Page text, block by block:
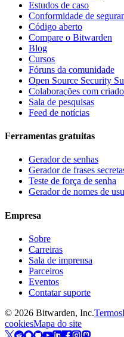
Estudos de caso
Conformidade de
Código aberto
Compare o Bitwarden
Blog
Cursos
Fóruns da comunidade
Open Source Security
Colaborações com
Sala de pesquisas
Feed de notícias
Ferramentas gratuitas
Gerador de senhas
Gerador de frases
Teste de força de senha
Gerador de nomes de
Empresa
Sobre
Carreiras
Sala de imprensa
Parceiros
Eventos
Contatar suporte
© 2026 Bitwarden, Inc.Termos
cookiesMapa do site